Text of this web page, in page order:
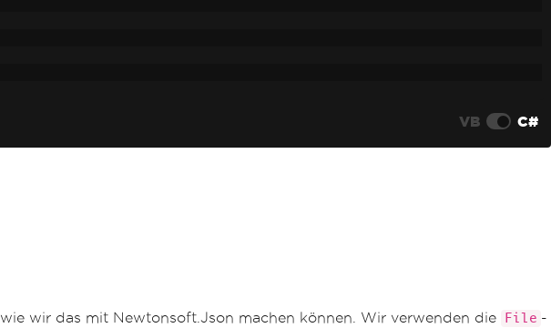
VB C#
wir das mit Newtonsoft.Json machen können. Wir verwenden die File -